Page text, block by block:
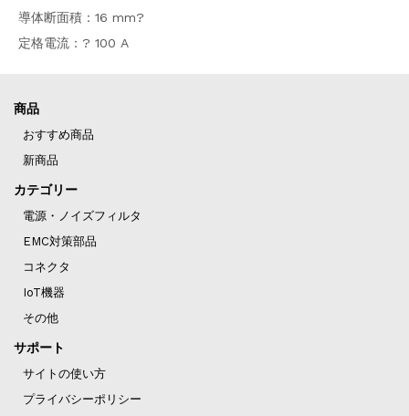
導体断面積：16 mm?
定格電流：? 100 A
商品
おすすめ商品
新商品
カテゴリー
電源・ノイズフィルタ
EMC対策部品
コネクタ
IoT機器
その他
サポート
サイトの使い方
プライバシーポリシー